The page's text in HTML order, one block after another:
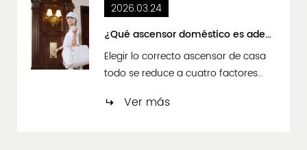
industriales y comerciales. Estas
fallas afectan directamente la
capacidad de elevación, la
estabilidad ...
2026.03.24
¿Qué ascensor doméstico es adecuado para usted? Explora tus opciones
Elegir lo correcto ascensor de casa
todo se reduce a cuatro factores
presupuesto, frecuencia de uso y
Ver más